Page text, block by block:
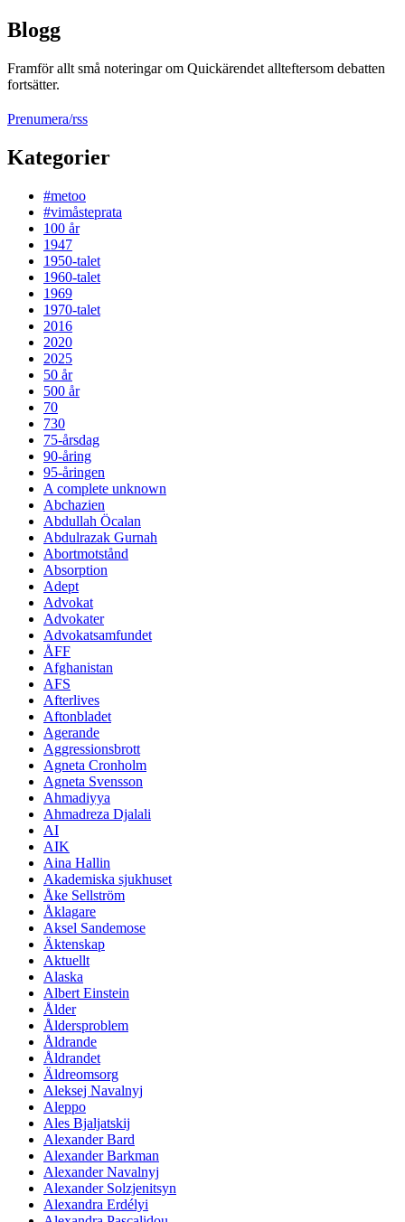
Blogg
Framför allt små noteringar om Quickärendet allteftersom debatten
fortsätter.
Prenumera/rss
Kategorier
#metoo
#vimåsteprata
100 år
1947
1950-talet
1960-talet
1969
1970-talet
2016
2020
2025
50 år
500 år
70
730
75-årsdag
90-åring
95-åringen
A complete unknown
Abchazien
Abdullah Öcalan
Abdulrazak Gurnah
Abortmotstånd
Absorption
Adept
Advokat
Advokater
Advokatsamfundet
ÅFF
Afghanistan
AFS
Afterlives
Aftonbladet
Agerande
Aggressionsbrott
Agneta Cronholm
Agneta Svensson
Ahmadiyya
Ahmadreza Djalali
AI
AIK
Aina Hallin
Akademiska sjukhuset
Åke Sellström
Åklagare
Aksel Sandemose
Äktenskap
Aktuellt
Alaska
Albert Einstein
Ålder
Åldersproblem
Åldrande
Åldrandet
Äldreomsorg
Aleksej Navalnyj
Aleppo
Ales Bjaljatskij
Alexander Bard
Alexander Barkman
Alexander Navalnyj
Alexander Solzjenitsyn
Alexandra Erdélyi